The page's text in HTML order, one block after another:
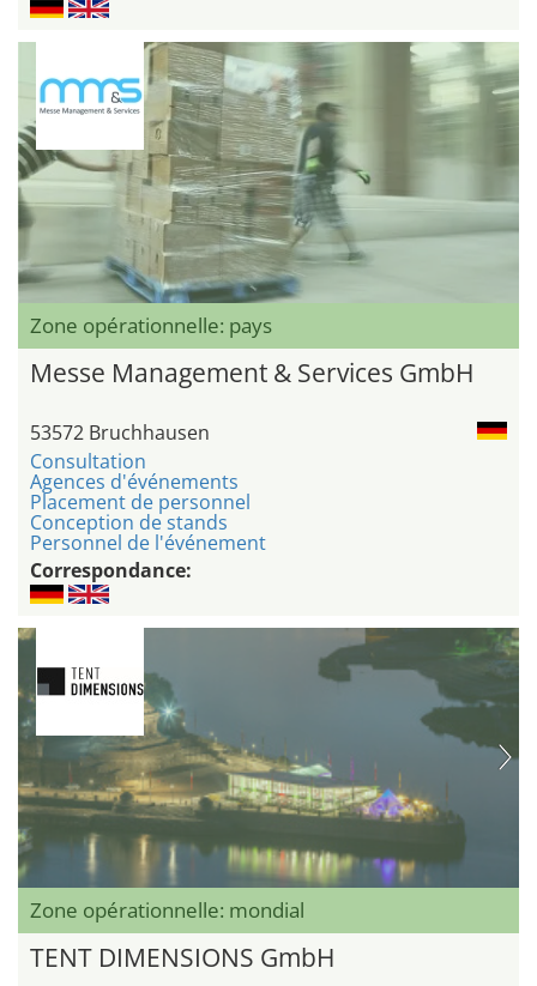
Zone opérationnelle: pays
Messe Management & Services GmbH
53572 Bruchhausen
Consultation
Agences d'événements
Placement de personnel
Conception de stands
Personnel de l'événement
Correspondance:
Zone opérationnelle: mondial
TENT DIMENSIONS GmbH